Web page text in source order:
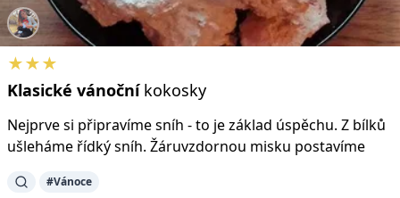
★★★
Klasické vánočníkokosky
Nejprve si připravíme sníh - to je základ úspěchu. Z bílků
ušleháme řídký sníh. Žáruvzdornou misku postavíme
#Vánoce